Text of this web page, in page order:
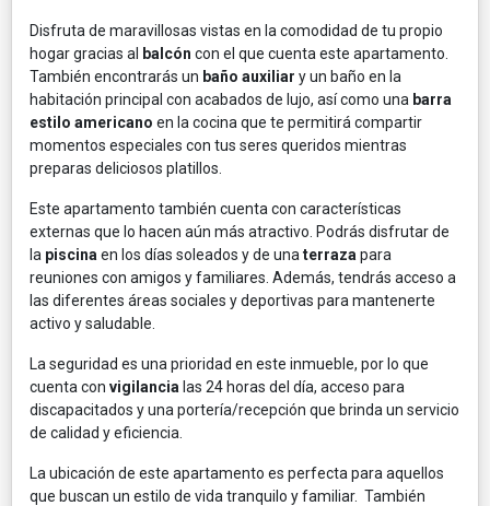
Disfruta de maravillosas vistas en la comodidad de tu propio
hogar gracias al
balcón con el que cuenta este apartamento.
También encontrarás un baño auxiliar y un baño en la
habitación principal con acabados de lujo, así como una barra
estilo americano en la cocina que te permitirá compartir
momentos especiales con tus seres queridos mientras
preparas deliciosos platillos.
Este apartamento también cuenta con características
externas que lo hacen aún más atractivo. Podrás disfrutar de
la piscina en los días soleados y de una terraza para
reuniones con amigos y familiares. Además, tendrás acceso a
las diferentes áreas sociales y deportivas para mantenerte
activo y saludable.
La seguridad es una prioridad en este inmueble, por lo que
cuenta con vigilancia las 24 horas del día, acceso para
discapacitados y una portería/recepción que brinda un servicio
de calidad y eficiencia.
La ubicación de este apartamento es perfecta para aquellos
que buscan un estilo de vida tranquilo y familiar. También